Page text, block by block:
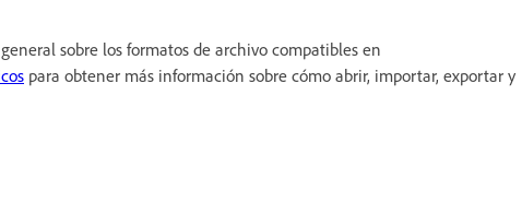
sobre los formatos de archivo compatibles en
para obtener más información sobre cómo abrir, importar, exportar y